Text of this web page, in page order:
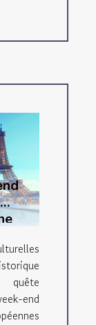
quête
end